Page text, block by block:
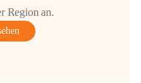
Region an.